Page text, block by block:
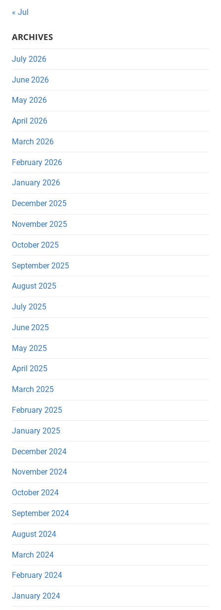
« Jul
ARCHIVES
July 2026
June 2026
May 2026
April 2026
March 2026
February 2026
January 2026
December 2025
November 2025
October 2025
September 2025
August 2025
July 2025
June 2025
May 2025
April 2025
March 2025
February 2025
January 2025
December 2024
November 2024
October 2024
September 2024
August 2024
March 2024
February 2024
January 2024